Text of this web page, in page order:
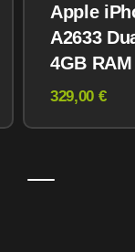
Apple
A2633
4GB
Midnight
329,00 €